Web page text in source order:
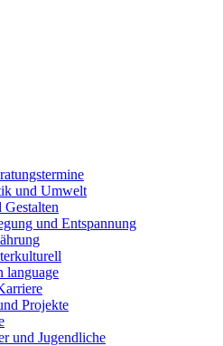
und Umwelt
und Entspannung
language
Projekte
und Jugendliche